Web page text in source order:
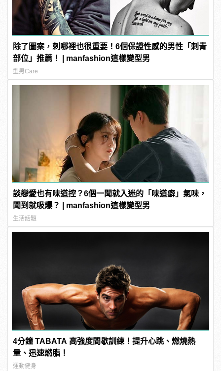
除了圖案，刺哪裡也很重要！6個保證性感的男性「刺青
部位」推薦！ | manfashion這樣變型男
型男Care
談戀愛也有味道控？6個一聞就入迷的「味道癖」氣味，
聞到就吸爆？ | manfashion這樣變型男
生活話題
4分鐘 TABATA 高強度間歇訓練！提升心跳、燃燒熱
量、迅速燃脂！
運動健身